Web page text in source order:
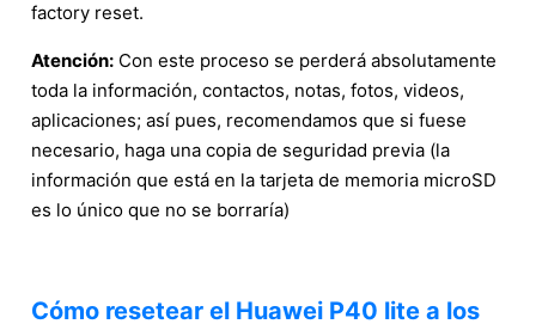
factory reset.
Atención: Con este proceso se perderá absolutamente
toda la información, contactos, notas, fotos, videos,
aplicaciones; así pues, recomendamos que si fuese
necesario, haga una copia de seguridad previa (la
información que está en la tarjeta de memoria microSD
es lo único que no se borraría)
Cómo resetear el Huawei P40 lite a los